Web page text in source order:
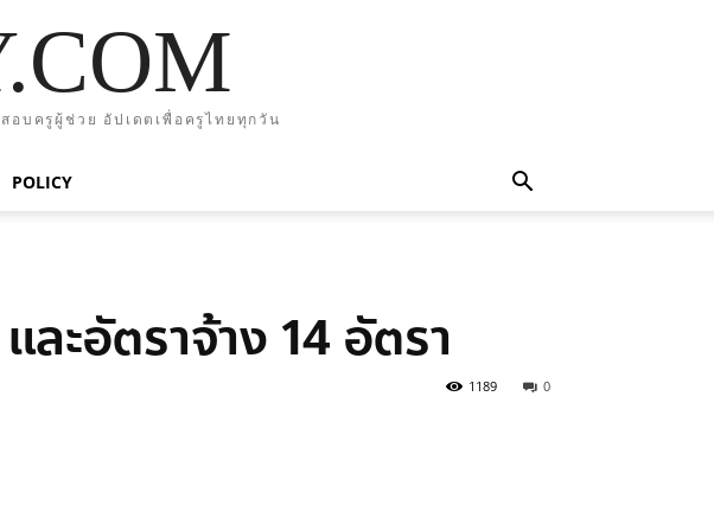
บครูผู้ช่วย อัปเดตเพื่อครูไทยทุกวัน
POLICY
ะอัตราจ้าง 14 อัตรา
0
1189